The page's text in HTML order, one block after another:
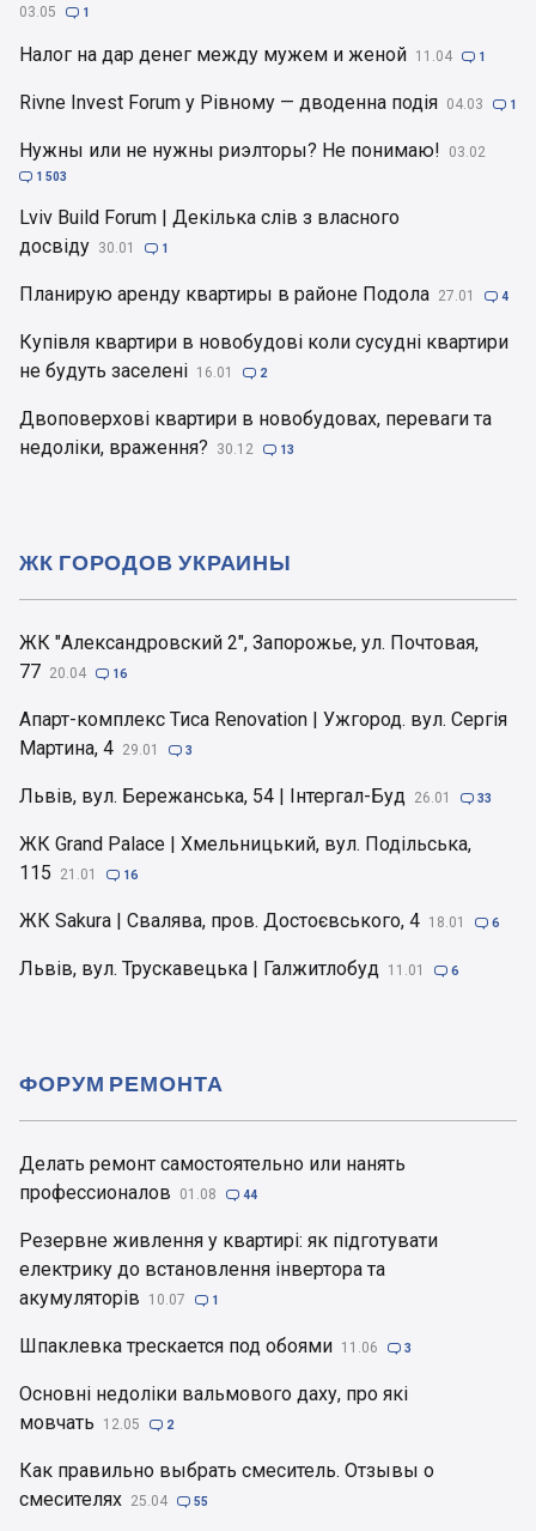
03.05  1
Налог на дар денег между мужем и женой 11.04  1
Rivne Invest Forum у Рівному — дводенна подія 04.03  1
Нужны или не нужны риэлторы? Не понимаю! 03.02
 1 503
Lviv Build Forum | Декілька слів з власного
досвіду 30.01  1
Планирую аренду квартиры в районе Подола 27.01  4
Купівля квартири в новобудові коли сусудні квартири
не будуть заселені 16.01  2
Двоповерхові квартири в новобудовах, переваги та
недоліки, враження?
30.12  13
ЖК "Александровский 2", Запорожье, ул. Почтовая,
77 20.04  16
Апарт-комплекс Тиса Renovation | Ужгород. вул. Сергія
Мартина, 4 29.01  3
Львів, вул. Бережанська, 54 | Інтергал-Буд 26.01  33
ЖК Grand Palace | Хмельницький, вул. Подільська,
115
21.01  16
ЖК Sakura | Свалява, пров. Достоєвського, 4 18.01  6
Львів, вул. Трускавецька | Галжитлобуд 11.01  6
ЖК ГОРОДОВ УКРАИНЫ
Делать ремонт самостоятельно или нанять
профессионалов
01.08  44
Резервне живлення у квартирі: як підготувати
електрику до встановлення інвертора та
акумуляторів
10.07  1
Шпаклевка трескается под обоями 11.06  3
Основні недоліки вальмового даху, про які
мовчать
12.05  2
Как правильно выбрать смеситель. Отзывы о
смесителях 25.04  55
ФОРУМ РЕМОНТА